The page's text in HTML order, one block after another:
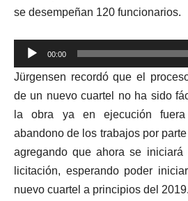
se desempeñan 120 funcionarios.
Reproductor
de
audio
00:00
Jürgensen recordó que el
de un nuevo cuartel no ha sido
la obra ya en ejecución fuera
abandono de los trabajos por
agregando que ahora se
licitación, esperando poder
nuevo cuartel a principios del 2019.